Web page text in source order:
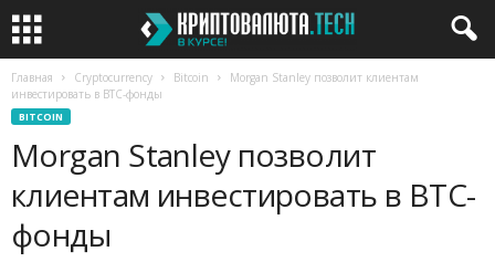
Главная Cryptocurrency Bitcoin
Morgan Stanley позволит клиентам
инвестировать в BTC-фонды
BITCOIN
Morgan Stanley позволит
клиентам инвестировать в BTC-
фонды